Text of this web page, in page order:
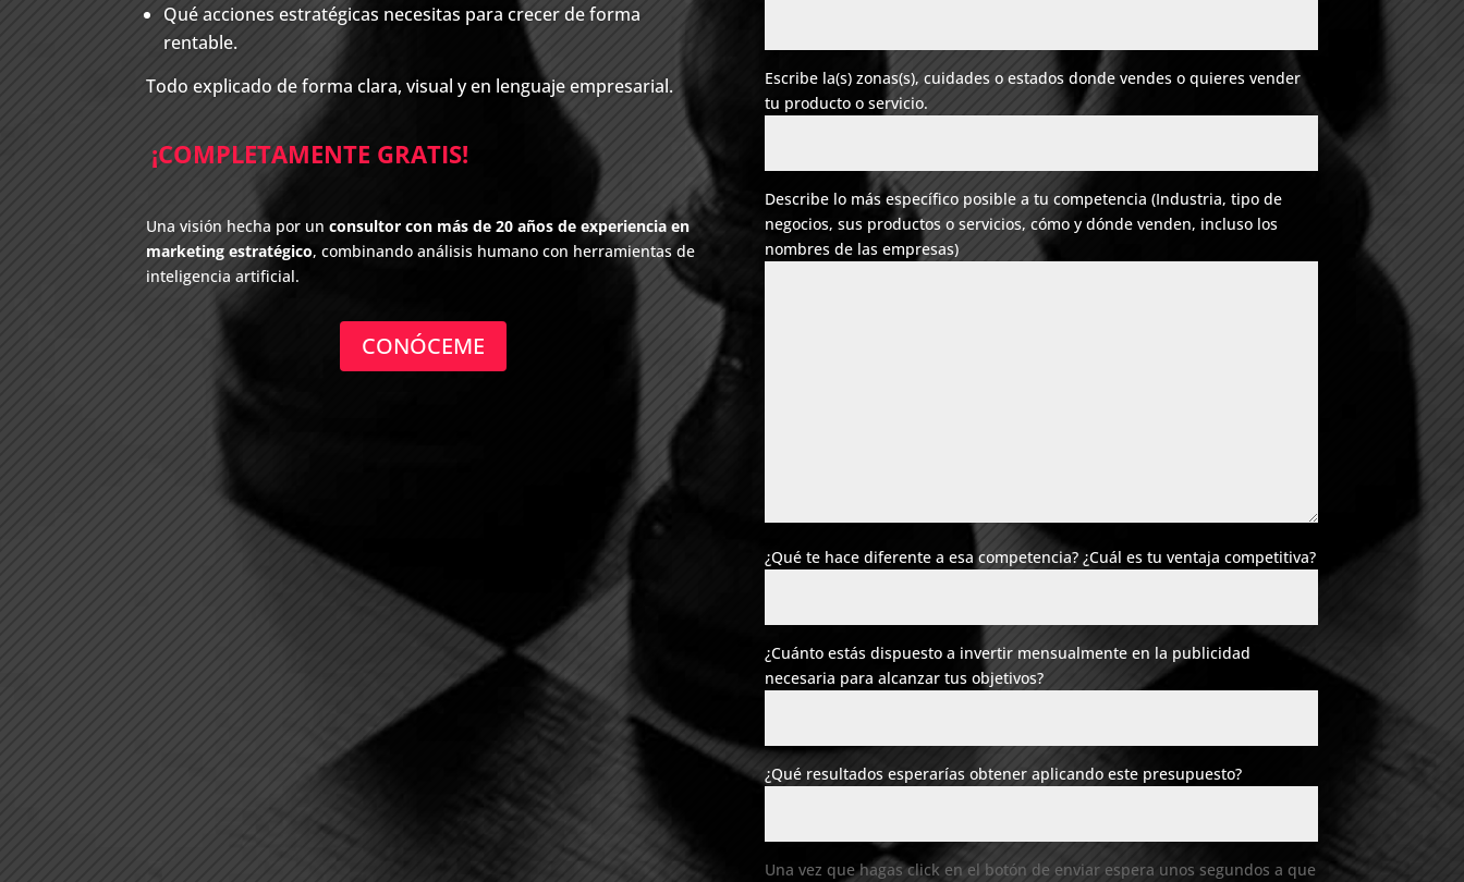
Qué acciones estratégicas necesitas para crecer de forma
rentable.
Todo explicado de forma clara, visual y en lenguaje empresarial.
¡COMPLETAMENTE GRATIS!
Una visión hecha por unconsultor con más de 20 años de experiencia en
marketing estratégico, combinando análisis humano con herramientas de
inteligencia artificial.
CONÓCEME
Escribe la(s) zonas(s), cuidades o estados donde vendes o quieres vender
tu producto o servicio.
Describe lo más específico posible a tu competencia (Industria, tipo de
negocios, sus productos o servicios, cómo y dónde venden, incluso los
nombres de las empresas)
¿Qué te hace diferente a esa competencia? ¿Cuál es tu ventaja competitiva?
¿Cuánto estás dispuesto a invertir mensualmente en la publicidad
necesaria para alcanzar tus objetivos?
¿Qué resultados esperarías obtener aplicando este presupuesto?
Una vez que hagas click en el botón de enviar espera unos segundos a que